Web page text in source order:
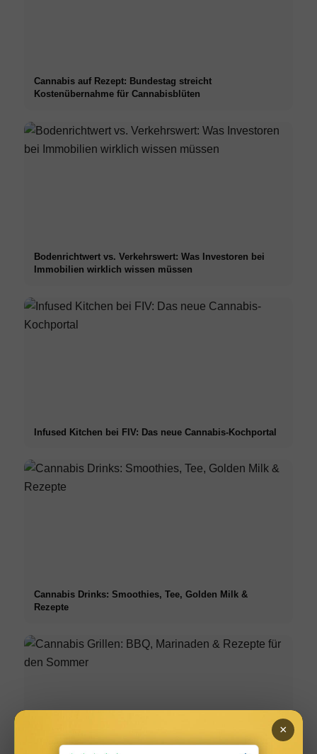
Cannabis auf Rezept: Bundestag streicht
Kostenübernahme für Cannabisblüten
Bodenrichtwert vs. Verkehrswert: Was Investoren bei
Immobilien wirklich wissen müssen
Infused Kitchen bei FIV: Das neue Cannabis-Kochportal
Cannabis Drinks: Smoothies, Tee, Golden Milk &
Rezepte
×